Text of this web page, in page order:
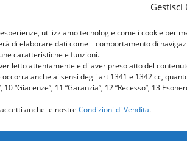
Gestisci
utilizziamo tecnologie come i cookie per
di elaborare dati come il comportamento di
caratteristiche e funzioni.
letto attentamente e di aver preso atto del
anche ai sensi degli art 1341 e 1342 cc,
“Giacenze”, 11 “Garanzia”, 12 “Recesso”, 13
anche le nostre Condizioni di Vendita.